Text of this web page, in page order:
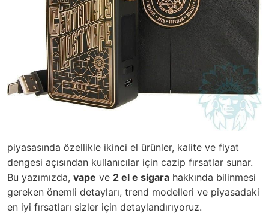
piyasasında özellikle ikinci el ürünler, kalite ve fiyat
dengesi açısından kullanıcılar için cazip fırsatlar sunar.
Bu yazımızda, vape ve 2 el e sigara hakkında bilinmesi
gereken önemli detayları, trend modelleri ve piyasadaki
en iyi fırsatları sizler için detaylandırıyoruz.